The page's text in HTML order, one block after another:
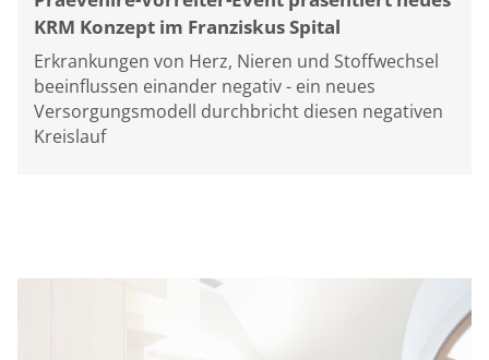
KRM Konzept im Franziskus Spital
Erkrankungen von Herz, Nieren und Stoffwechsel
beeinflussen einander negativ - ein neues
Versorgungsmodell durchbricht diesen negativen
Kreislauf